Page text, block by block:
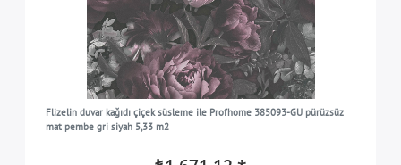
Flizelin duvar kağıdı çiçek süsleme ile Profhome 385093-GU pürüzsüz
mat pembe gri siyah 5,33 m2